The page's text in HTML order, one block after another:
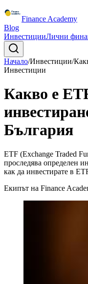
Finance Academy
Blog
ИнвестицииЛични
Начало/Инвестиции/
Инвестиции
Какво е
България
ETF (Exchange Traded
проследява определен
как да инвестирате в
Екипът на Finance